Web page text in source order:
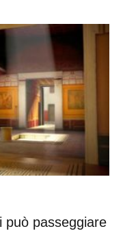
può passeggiare